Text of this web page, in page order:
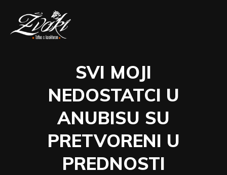
SVI MOJI
NEDOSTATCI U
ANUBISU SU
PRETVORENI U
PREDNOSTI